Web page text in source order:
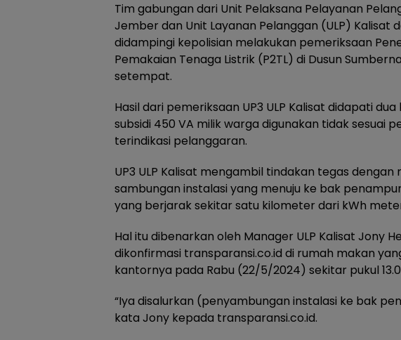
Tim gabungan dari Unit Pelaksana Pelayanan
Jember dan Unit Layanan Pelanggan (ULP) Kalisat
didampingi kepolisian melakukan pemeriksaan
Pemakaian Tenaga Listrik (P2TL) di Dusun
setempat.
Hasil dari pemeriksaan UP3 ULP Kalisat didapati
subsidi 450 VA milik warga digunakan tidak sesuai
terindikasi pelanggaran.
UP3 ULP Kalisat mengambil tindakan tegas dengan
sambungan instalasi yang menuju ke bak
yang berjarak sekitar satu kilometer dari kWh
Hal itu dibenarkan oleh Manager ULP Kalisat Jony
dikonfirmasi transparansi.co.id di rumah makan
kantornya pada Rabu (22/5/2024) sekitar pukul
“Iya disalurkan (penyambungan instalasi ke bak
kata Jony kepada transparansi.co.id.